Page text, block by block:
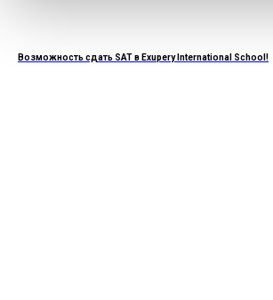
Возможность сдать SAT в Exupery International School!